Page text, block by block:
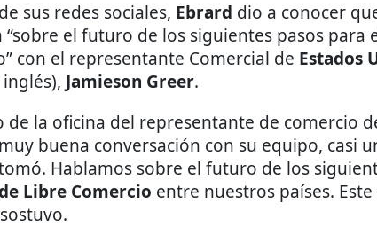
sus redes sociales, Ebrard dio a conocer
el futuro de los siguientes pasos para
con el representante Comercial de Estados
Jamieson Greer.
de la oficina del representante de comercio
buena conversación con su equipo, casi
Hablamos sobre el futuro de los
Libre Comercio entre nuestros países.